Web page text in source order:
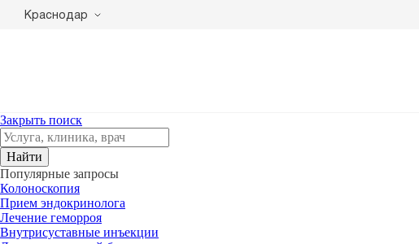
Краснодар
Закрыть поиск
Найти
Популярные запросы
Колоноскопия
Прием эндокринолога
Лечение геморроя
Внутрисуставные инъекции